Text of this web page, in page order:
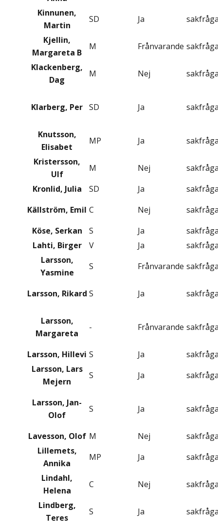
Kinnunen,
Martin
SD Ja
Kjellin,
Margareta B
M Frånvarande
Klackenberg,
Dag
M Nej
Klarberg, Per SD Ja
Knutsson,
Elisabet
MP Ja
Kristersson,
Ulf
M Nej
Kronlid, Julia
SD Ja
Källström, Emil C Nej
Köse, Serkan
S Ja
Lahti, Birger
V Ja
Larsson,
Yasmine
S Frånvarande
Larsson, Rikard S Ja
Larsson,
Margareta
- Frånvarande
Larsson, Hillevi S Ja
Larsson, Lars
Mejern
S Ja
Larsson, Jan-
Olof
S Ja
Lavesson, Olof M Nej
Lillemets,
Annika
MP Ja
Lindahl,
Helena
C Nej
Lindberg,
Teres
S Ja